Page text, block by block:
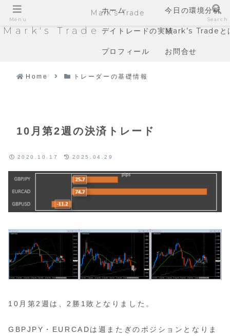
Mark's Trade
ホーム 今日の環境分析
デイトレードの実績Mark’s Tradeと
プロフィール お問合せ
Home トレーダーの基礎情報
10月第2週の決済トレード
2020.10.17 2025.04.29
10月第2週は、2勝1敗となりました。
GBPJPY・EURCADは週またぎのポジションとなりま
Menu
Mark's Trade
Search